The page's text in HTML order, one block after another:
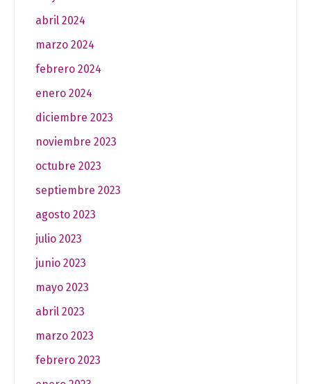
abril 2024
marzo 2024
febrero 2024
enero 2024
diciembre 2023
noviembre 2023
octubre 2023
septiembre 2023
agosto 2023
julio 2023
junio 2023
mayo 2023
abril 2023
marzo 2023
febrero 2023